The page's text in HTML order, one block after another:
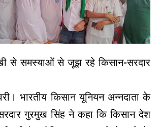
से समस्याओं से जूझ रहे किसान-सरदार
भारतीय किसान यूनियन अन्नदाता के
सरदार गुरमुख सिंह ने कहा कि किसान देश